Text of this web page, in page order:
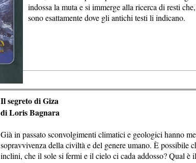
indossa la muta e si immerge alla ricerca di resti
sono esattamente dove gli antichi testi li indicano.
Il segreto di Giza
di Loris Bagnara
Già in passato sconvolgimenti climatici e geologici hanno
sopravvivenza della civiltà e del genere umano. È possibile
inclini, che il sole si fermi e il cielo ci cada addosso? Qual è